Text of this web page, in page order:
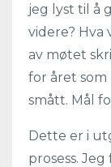
jeg lyst til å
videre?
av møtet
for året som
smått. Mål
Dette er i
prosess.